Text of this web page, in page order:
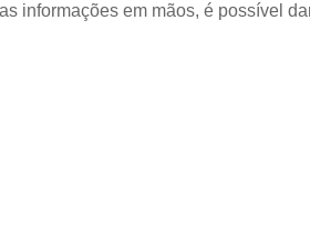
informações em mãos, é possível